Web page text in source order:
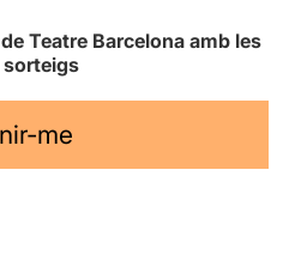
Teatre Barcelona amb les
me